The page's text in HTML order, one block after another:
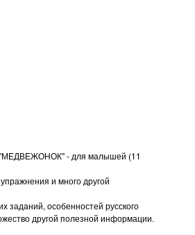
"МЕДВЕЖОНОК" - для малышей (11
и много другой
особенностей русского
другой полезной информации.